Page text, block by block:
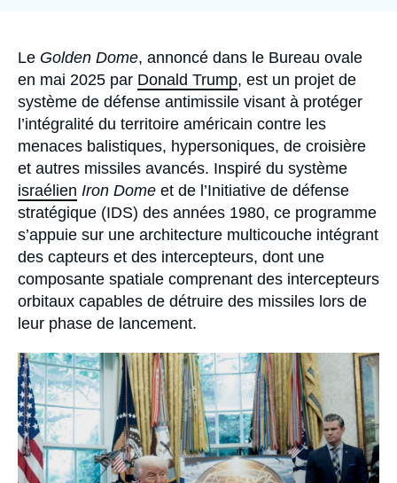
Accroche
Le Golden Dome, annoncé dans le Bureau ovale
en mai 2025 par Donald Trump, est un projet de
système de défense antimissile visant à protéger
l’intégralité du territoire américain contre les
menaces balistiques, hypersoniques, de croisière
et autres missiles avancés. Inspiré du système
israélien Iron Dome et de l’Initiative de défense
stratégique (IDS) des années 1980, ce programme
s’appuie sur une architecture multicouche intégrant
des capteurs et des intercepteurs, dont une
composante spatiale comprenant des intercepteurs
orbitaux capables de détruire des missiles lors de
leur phase de lancement.
Image
principale